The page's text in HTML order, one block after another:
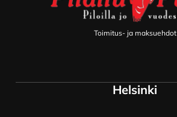
Toimitus- ja maksuehdot
Helsinki